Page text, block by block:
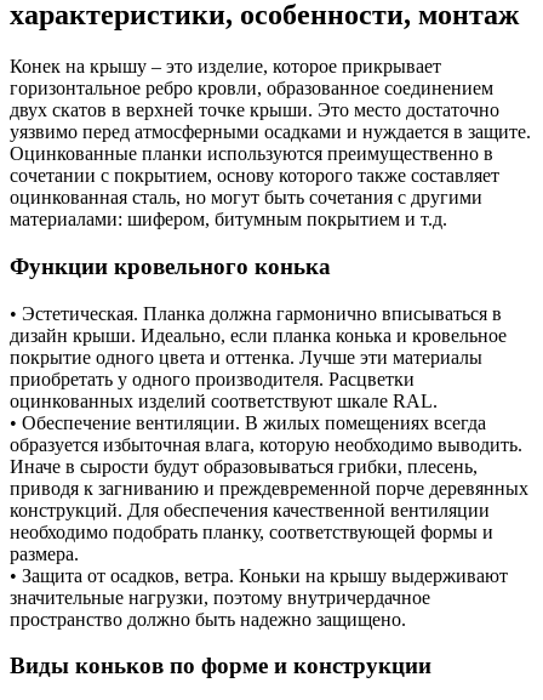
характеристики, особенности, монтаж
Конек на крышу – это изделие, которое прикрывает
горизонтальное ребро кровли, образованное соединением
двух скатов в верхней точке крыши. Это место достаточно
уязвимо перед атмосферными осадками и нуждается в защите.
Оцинкованные планки используются преимущественно в
сочетании с покрытием, основу которого также составляет
оцинкованная сталь, но могут быть сочетания с другими
материалами: шифером, битумным покрытием и т.д.
Функции кровельного конька
• Эстетическая. Планка должна гармонично вписываться в
дизайн крыши. Идеально, если планка конька и кровельное
покрытие одного цвета и оттенка. Лучше эти материалы
приобретать у одного производителя. Расцветки
оцинкованных изделий соответствуют шкале RAL.
• Обеспечение вентиляции. В жилых помещениях всегда
образуется избыточная влага, которую необходимо выводить.
Иначе в сырости будут образовываться грибки, плесень,
приводя к загниванию и преждевременной порче деревянных
конструкций. Для обеспечения качественной вентиляции
необходимо подобрать планку, соответствующей формы и
размера.
• Защита от осадков, ветра. Коньки на крышу выдерживают
значительные нагрузки, поэтому внутричердачное
пространство должно быть надежно защищено.
Виды коньков по форме и конструкции